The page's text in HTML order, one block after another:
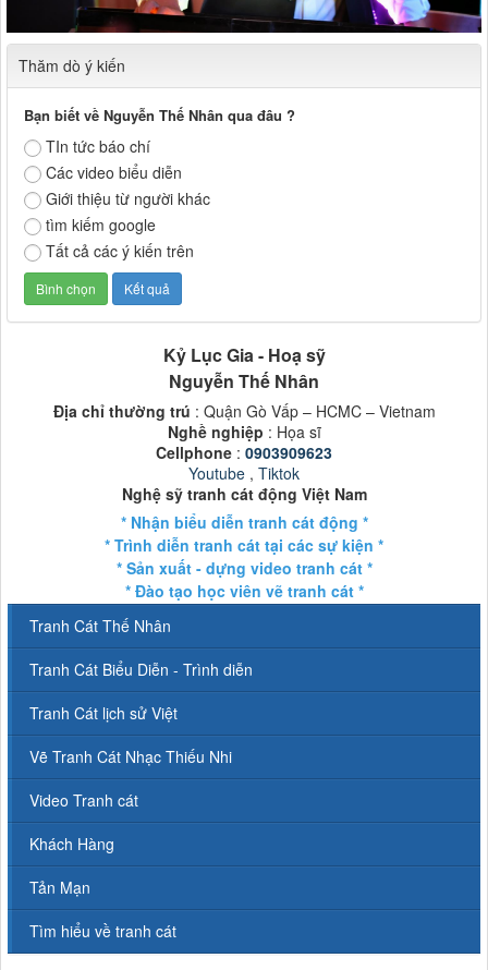
Thăm dò ý kiến
Bạn biết về Nguyễn Thế Nhân qua đâu ?
TIn tức báo chí
Các video biểu diễn
Giới thiệu từ người khác
tìm kiếm google
Tất cả các ý kiến trên
Kỷ Lục Gia - Hoạ sỹ
Nguyễn Thế Nhân
Địa chỉ thường trú : Quận Gò Vấp – HCMC – Vietnam
Nghề nghiệp : Họa sĩ
Cellphone : 0903909623
Youtube , Tiktok
Nghệ sỹ tranh cát động Việt Nam
* Nhận biểu diễn tranh cát động *
* Trình diễn tranh cát tại các sự kiện *
* Sản xuất - dựng video tranh cát *
* Đào tạo học viên vẽ tranh cát *
Tranh Cát Thế Nhân
Tranh Cát Biểu Diễn - Trình diễn
Tranh Cát lịch sử Việt
Vẽ Tranh Cát Nhạc Thiếu Nhi
Video Tranh cát
Khách Hàng
Tản Mạn
Tìm hiểu về tranh cát